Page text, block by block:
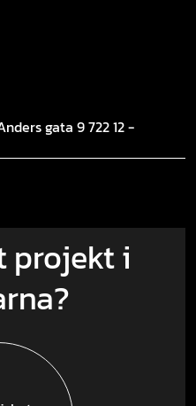
gata 9722 12 -
projekt i